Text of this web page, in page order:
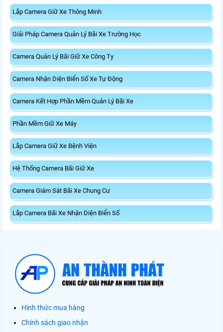
Lắp Camera Giữ Xe Thông Minh
Giải Pháp Camera Quản Lý Bãi Xe Trường Học
Camera Quản Lý Bãi Giữ Xe Công Ty
Camera Nhận Diện Biển Số Xe Tự Động
Camera Kết Hợp Phần Mềm Quản Lý Bãi Xe
Phần Mềm Giữ Xe Máy
Lắp Camera Giữ Xe Bệnh Viện
Hệ Thống Camera Bãi Giữ Xe
Camera Giám Sát Bãi Xe Chung Cư
Lắp Camera Bãi Xe Nhận Diện Biển Số
Hình thức mua hàng
Chính sách giao nhận